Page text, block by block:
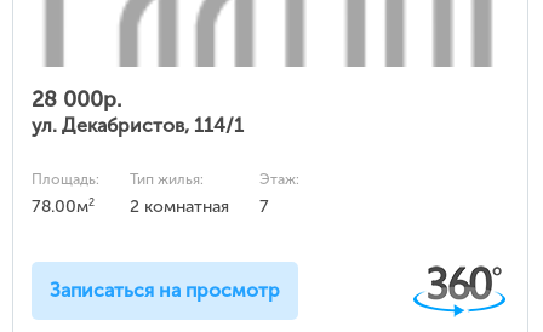
28 000р.
ул. Декабристов, 114/1
Площадь:
78.00м2
Тип жилья:
2 комнатная
Этаж:
7
Записаться на просмотр